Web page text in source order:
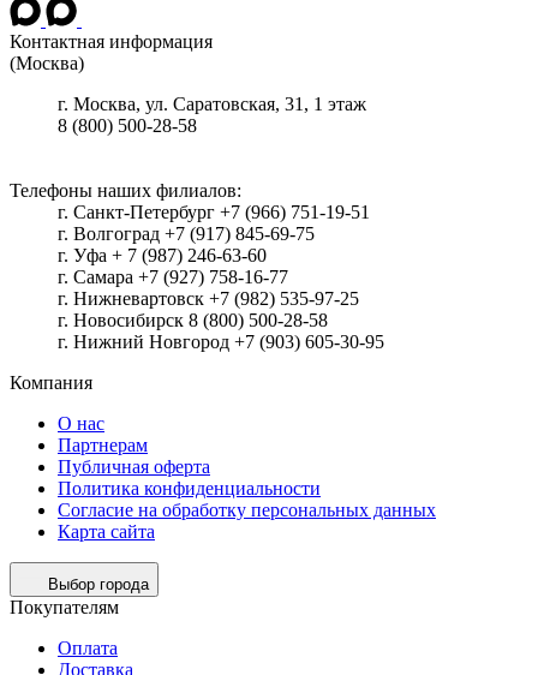
Контактная информация
(Москва)
г. Москва, ул. Саратовская, 31, 1 этаж
8 (800) 500-28-58
Телефоны наших филиалов:
г. Санкт-Петербург +7 (966) 751-19-51
г. Волгоград +7 (917) 845-69-75
г. Уфа + 7 (987) 246-63-60
г. Самара +7 (927) 758-16-77
г. Нижневартовск +7 (982) 535-97-25
г. Новосибирск 8 (800) 500-28-58
г. Нижний Новгород +7 (903) 605-30-95
Компания
О нас
Партнерам
Публичная оферта
Политика конфиденциальности
Согласие на обработку персональных данных
Карта сайта
Выбор города
Покупателям
Оплата
Доставка